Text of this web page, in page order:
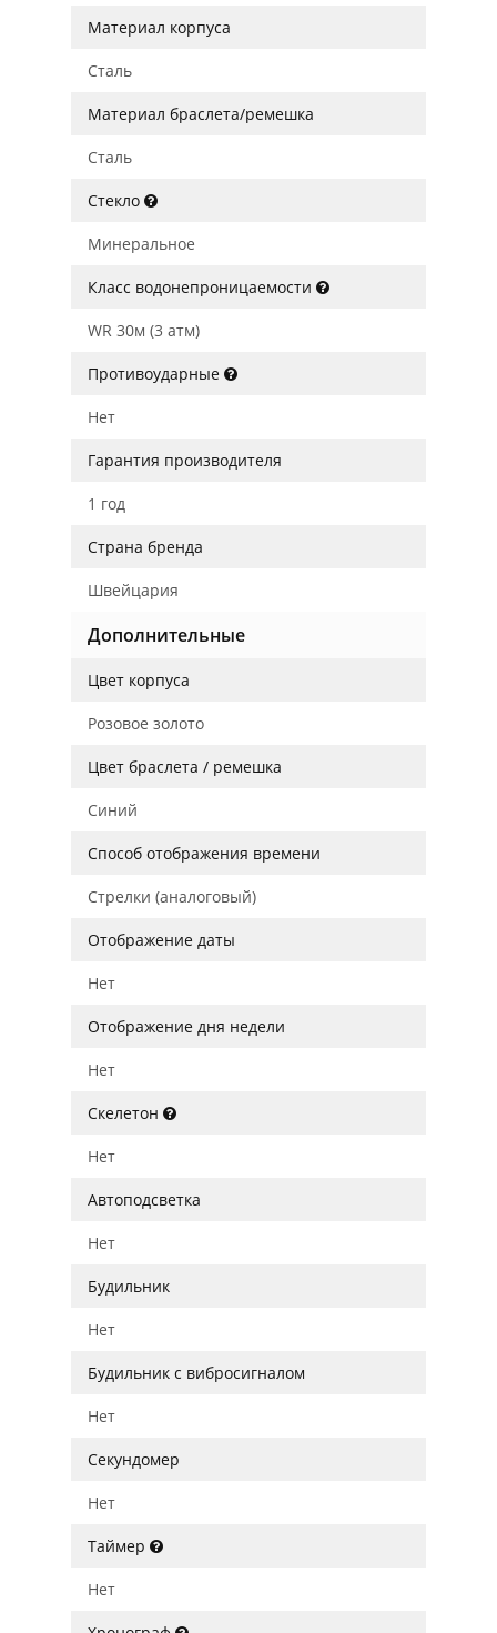
Материал корпуса
Сталь
Материал браслета/ремешка
Сталь
Стекло
Минеральное
Класс водонепроницаемости
WR 30м (3 атм)
Противоударные
Нет
Гарантия производителя
1 год
Страна бренда
Швейцария
Дополнительные
Цвет корпуса
Розовое золото
Цвет браслета / ремешка
Синий
Способ отображения времени
Стрелки (аналоговый)
Отображение даты
Нет
Отображение дня недели
Нет
Скелетон
Нет
Автоподсветка
Нет
Будильник
Нет
Будильник с вибросигналом
Нет
Секундомер
Нет
Таймер
Нет